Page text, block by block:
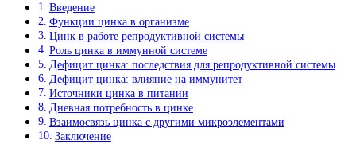
Введение
Функции цинка в организме
Цинк в работе репродуктивной системы
Роль цинка в иммунной системе
Дефицит цинка: последствия для репродуктивной системы
Дефицит цинка: влияние на иммунитет
Источники цинка в питании
Дневная потребность в цинке
Взаимосвязь цинка с другими микроэлементами
Заключение